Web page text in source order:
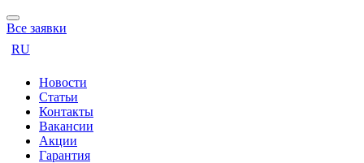
Все заявки
RU
Новости
Статьи
Контакты
Вакансии
Акции
Гарантия